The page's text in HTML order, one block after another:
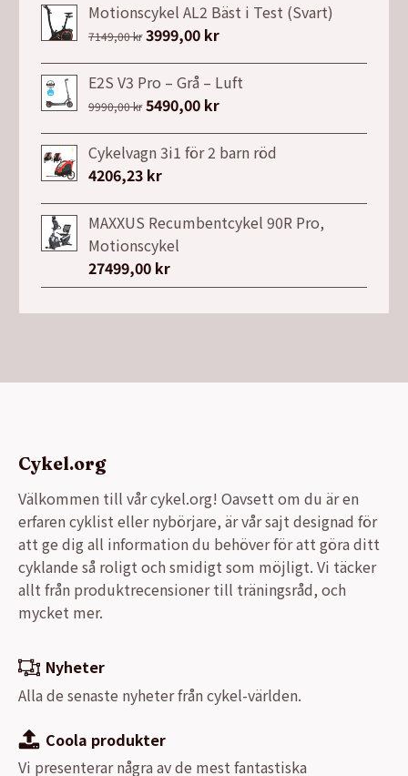
Motionscykel AL2 Bäst i Test (Svart)
7149,00kr Det
ursprungliga
priset
var:
3999,00 krDet
nuvarande
priset
är:
E2S V3 Pro – Grå – Luft
9990,00kr Det
ursprungliga
priset
var:
5490,00 krDet
nuvarande
priset
Cykelvagn 3i1 för 2 barn röd
4206,23 kr
MAXXUS Recumbentcykel 90R Pro,
Motionscykel
27499,00 kr
Cykel.org
Välkommen till vår cykel.org! Oavsett om du är en
erfaren cyklist eller nybörjare, är vår sajt designad för
att ge dig all information du behöver för att göra ditt
cyklande så roligt och smidigt som möjligt. Vi täcker
allt från produktrecensioner till träningsråd, och
mycket mer.
Nyheter
Alla de senaste nyheter från cykel-världen.
Coola produkter
Vi presenterar några av de mest fantastiska